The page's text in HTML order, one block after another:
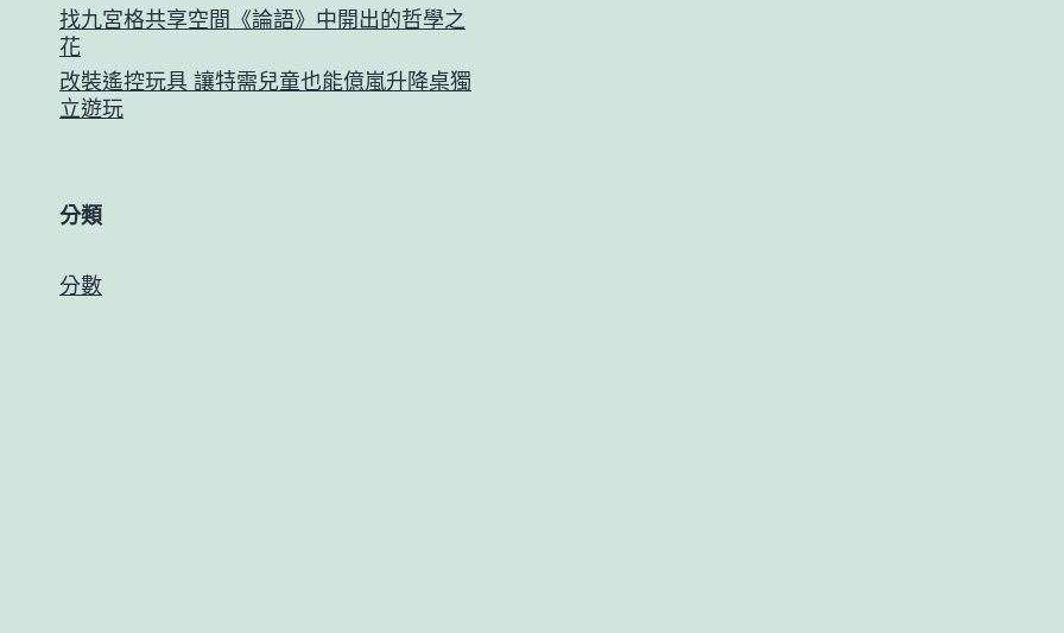
找九宮格共享空間《論語》中開出的哲學之
花
改裝遙控玩具 讓特需兒童也能億嵐升降桌獨
立遊玩
分類
分數